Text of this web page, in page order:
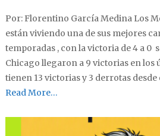
Por: Florentino García Medina Los
están viviendo una de sus mejores
temporadas , con la victoria de 4 a 0
Chicago llegaron a 9 victorias en los
tienen 13 victorias y 3 derrotas
Read More…